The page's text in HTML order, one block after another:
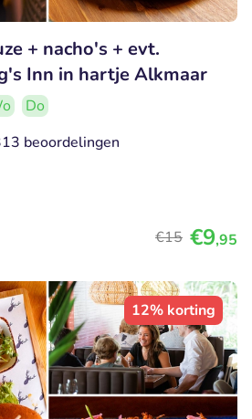
+ nacho's + evt.
Inn in hartje Alkmaar
Do
beoordelingen
€15 €9,95
12% korting